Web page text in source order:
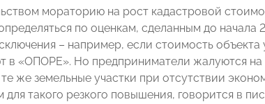
мораторию на рост кадастровой
по оценкам, сделанным до начала
– например, если стоимость объекта
в «ОПОРЕ». Но предприниматели жалуются
же земельные участки при отсутствии
такого резкого повышения, говорится в